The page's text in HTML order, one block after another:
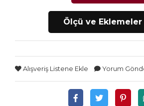
Ölçü ve Eklemeler
Alışveriş Listene Ekle Yorum